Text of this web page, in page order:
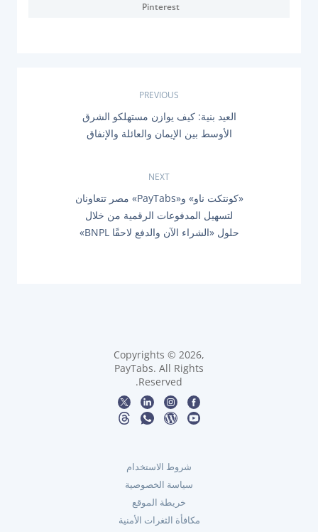
Pinterest
ح
PREVIOUS
S
العيد بنية: كيف يوازن مستهلكو الشرق
الأوسط بين الإيمان والعائلة والإنفاق
NEXT
N
«كونتكت ناو» و«PayTabs» مصر تتعاونان
لتسهيل المدفوعات الرقمية من خلال
حلول «الشراء الآن والدفع لاحقًا BNPL»
Copyrights © 2026,
PayTabs. All Rights
Reserved.
شروط الاستخدام
سياسة الخصوصية
خريطة الموقع
مكافأة الثغرات الأمنية